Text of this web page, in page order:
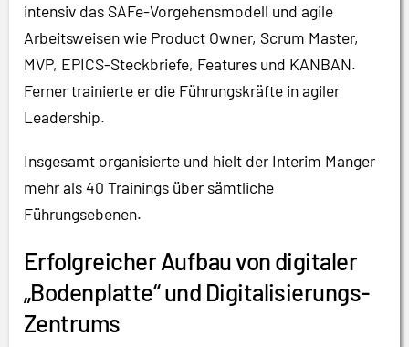
intensiv das SAFe-Vorgehensmodell und agile
Arbeitsweisen wie Product Owner, Scrum Master,
MVP, EPICS-Steckbriefe, Features und KANBAN.
Ferner trainierte er die Führungskräfte in agiler
Leadership.
Insgesamt organisierte und hielt der Interim Manger
mehr als 40 Trainings über sämtliche
Führungsebenen.
Erfolgreicher Aufbau von digitaler
„Bodenplatte“ und Digitalisierungs-
Zentrums